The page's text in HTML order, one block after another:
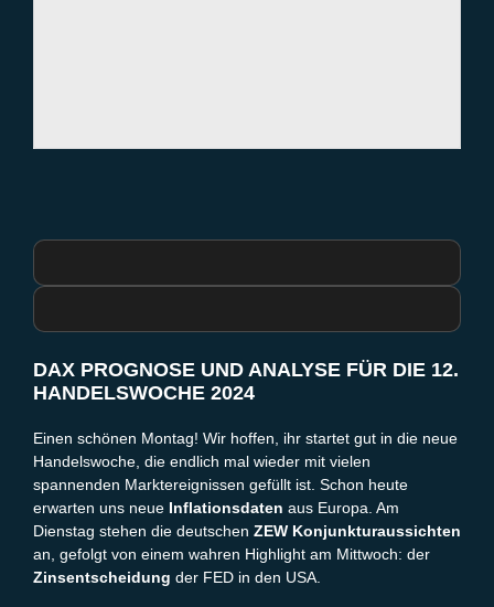
DAX PROGNOSE UND ANALYSE FÜR DIE 12.
HANDELSWOCHE 2024
Einen schönen Montag! Wir hoffen, ihr startet gut in die neue
Handelswoche, die endlich mal wieder mit vielen
spannenden Marktereignissen gefüllt ist. Schon heute
erwarten uns neue Inflationsdaten aus Europa. Am
Dienstag stehen die deutschen ZEW Konjunkturaussichten
an, gefolgt von einem wahren Highlight am Mittwoch: der
Zinsentscheidung der FED in den USA.